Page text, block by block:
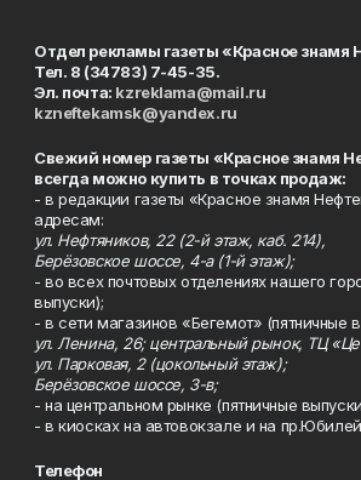
Отдел рекламы газеты «Красное знамя
Тел. 8 (34783) 7-45-35.
Эл. почта: kzreklama@mail.ru
kzneftekamsk@yandex.ru
Свежий номер газеты «Красное знамя
всегда можно купить в точках продаж:
- в редакции газеты «Красное знамя
адресам:
ул. Нефтяников, 22 (2-й этаж, каб. 214),
Берёзовское шоссе, 4-а (1-й этаж);
- во всех почтовых отделениях нашего
выпуски);
- в сети магазинов «Бегемот» (пятничные
ул. Ленина, 26; центральный рынок, ТЦ
ул. Парковая, 2 (цокольный этаж);
Берёзовское шоссе, 3-в;
- на центральном рынке (пятничные
- в киосках на автовокзале и на
Телефон